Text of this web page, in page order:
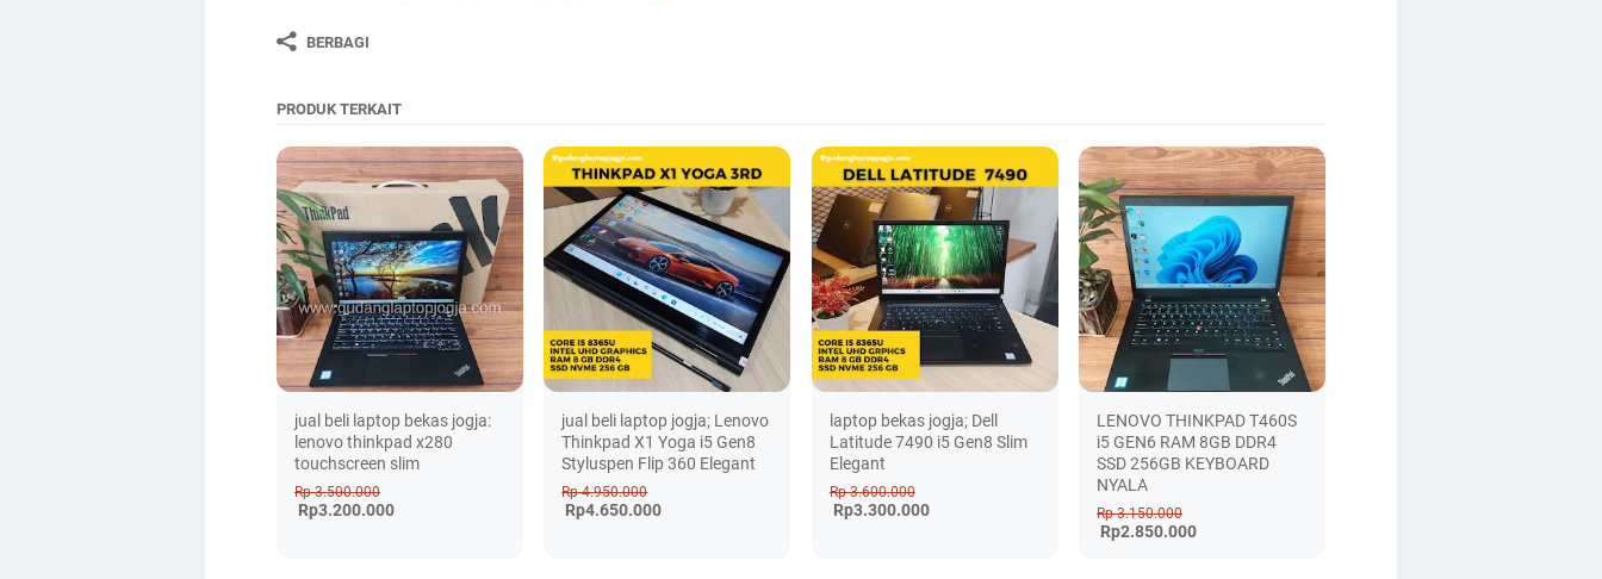
BERBAGI
PRODUK TERKAIT
jual beli laptop bekas jogja:
lenovo thinkpad x280
touchscreen slim
Rp 3.500.000
Rp3.200.000
jual beli laptop jogja; Lenovo
Thinkpad X1 Yoga i5 Gen8
Styluspen Flip 360 Elegant
Rp 4.950.000
Rp4.650.000
laptop bekas jogja; Dell
Latitude 7490 i5 Gen8 Slim
Elegant
Rp 3.600.000
Rp3.300.000
LENOVO THINKPAD T460S
i5 GEN6 RAM 8GB DDR4
SSD 256GB KEYBOARD
NYALA
Rp 3.150.000
Rp2.850.000